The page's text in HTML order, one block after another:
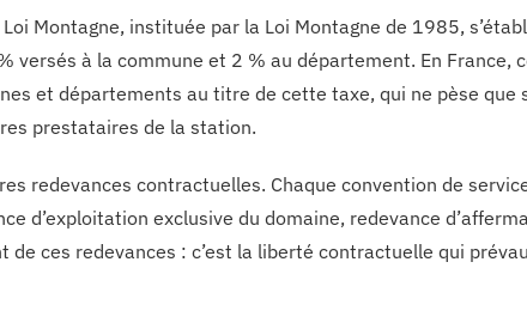
Montagne, instituée par la Loi Montagne de 1985,
versés à la commune et 2 % au département. En France,
et départements au titre de cette taxe, qui ne pèse que
prestataires de la station.
redevances contractuelles. Chaque convention de
d’exploitation exclusive du domaine, redevance
de ces redevances : c’est la liberté contractuelle qui